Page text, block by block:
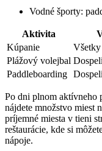
Vodné športy:
Aktivita
Kúpanie
Plážový volejbal
Paddleboarding
Po dni plnom
nájdete množstvo miest
príjemné miesta v tieni
reštaurácie, kde si
nápoje.